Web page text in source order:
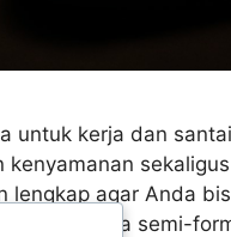
untuk kerja dan
kenyamanan
lengkap agar Anda
hingga acara semi-